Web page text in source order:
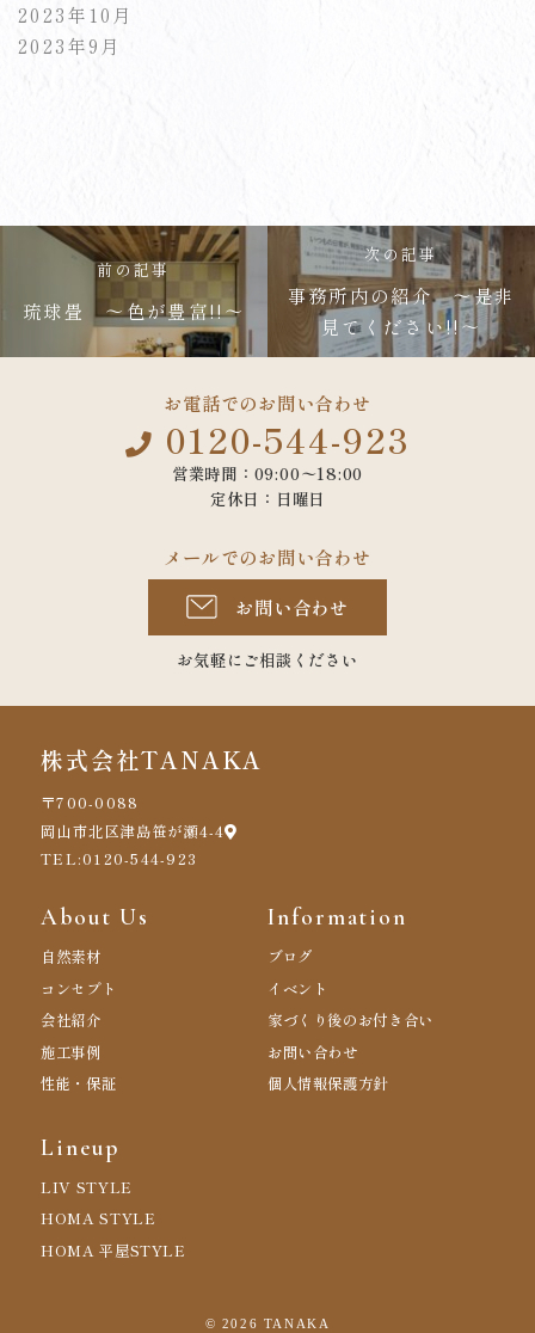
2023年10月
2023年9月
前の記事
琉球畳 ～色が豊富!!～
次の記事
事務所内の紹介 ～是非
見てください!!～
お電話でのお問い合わせ
0120-544-923
営業時間：09:00〜18:00
定休日：日曜日
メールでのお問い合わせ
お問い合わせ
お気軽にご相談ください
株式会社TANAKA
〒700-0088
岡山市北区津島笹が瀬4-4
TEL:0120-544-923
About Us
自然素材
コンセプト
会社紹介
施工事例
性能・保証
Lineup
LIV STYLE
HOMA STYLE
HOMA 平屋STYLE
Information
ブログ
イベント
家づくり後のお付き合い
お問い合わせ
個人情報保護方針
© 2026 TANAKA